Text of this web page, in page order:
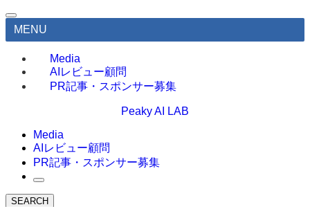
MENU
Media
AIレビュー顧問
PR記事・スポンサー募集
Peaky AI LAB
Media
AIレビュー顧問
PR記事・スポンサー募集
SEARCH